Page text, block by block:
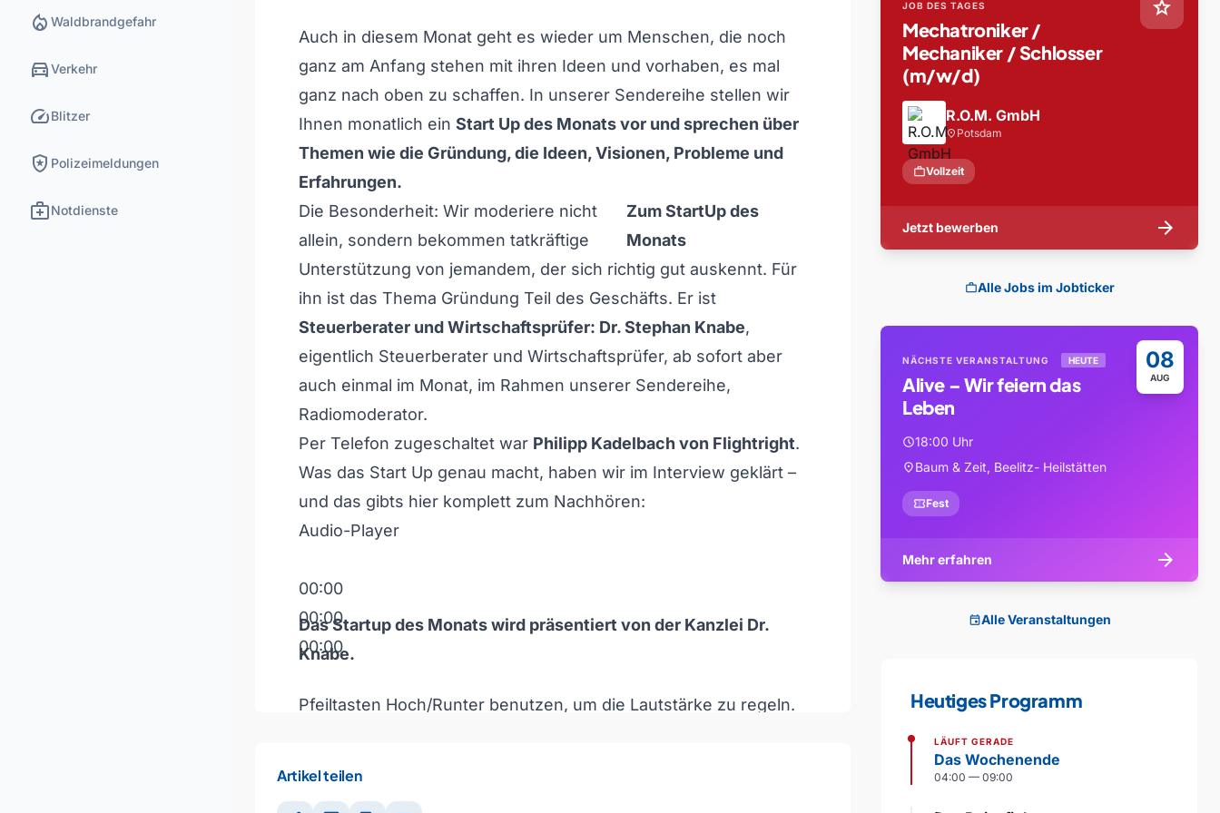
local_fire_department Waldbrandgefahr
directions_carVerkehr
speedBlitzer
local_police Polizeimeldungen
medical_servicesNotdienste
Auch in diesem Monat geht es wieder um Menschen, die noch
ganz am Anfang stehen mit ihren Ideen und vorhaben, es mal
ganz nach oben zu schaffen. In unserer Sendereihe stellen wir
Ihnen monatlich ein Start Up des Monats vor und sprechen über
Themen wie die Gründung, die Ideen, Visionen, Probleme und
Erfahrungen.
Zum StartUp des
Monats
Die Besonderheit: Wir moderiere nicht
allein, sondern bekommen tatkräftige
Unterstützung von jemandem, der sich richtig gut auskennt. Für
ihn ist das Thema Gründung Teil des Geschäfts. Er ist
Steuerberater und Wirtschaftsprüfer: Dr. Stephan Knabe,
eigentlich Steuerberater und Wirtschaftsprüfer, ab sofort aber
auch einmal im Monat, im Rahmen unserer Sendereihe,
Radiomoderator.
Per Telefon zugeschaltet war Philipp Kadelbach von Flightright.
Was das Start Up genau macht, haben wir im Interview geklärt –
und das gibts hier komplett zum Nachhören:
Audio-Player
00:00
00:00
00:00
Pfeiltasten Hoch/Runter benutzen, um die Lautstärke zu regeln.
Das Startup des Monats wird präsentiert von der Kanzlei Dr.
Knabe.
Artikel teilen
star
JOB DES TAGES
Mechatroniker /
Mechaniker / Schlosser
(m/w/d)
R.O.M. GmbH
location_on Potsdam
workVollzeit
Jetzt bewerben arrow_forward
workAlle Jobs im Jobticker
08
AUG
NÄCHSTE VERANSTALTUNG HEUTE
Alive – Wir feiern das
Leben
schedule18:00 Uhr
location_onBaum & Zeit, Beelitz- Heilstätten
confirmation_numberFest
Mehr erfahren arrow_forward
eventAlle Veranstaltungen
Heutiges Programm
LÄUFT GERADE
Das Wochenende
04:00 — 09:00